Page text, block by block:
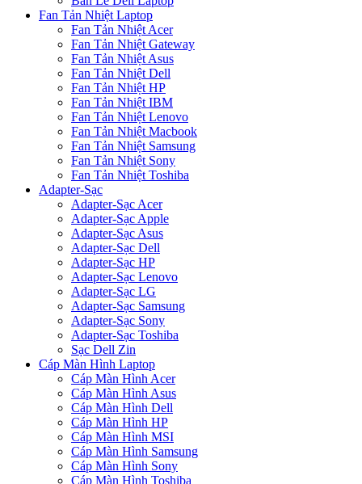
Fan Tản Nhiệt Laptop
Fan Tản Nhiệt Acer
Fan Tản Nhiệt Gateway
Fan Tản Nhiệt Asus
Fan Tản Nhiệt Dell
Fan Tản Nhiệt HP
Fan Tản Nhiệt IBM
Fan Tản Nhiệt Lenovo
Fan Tản Nhiệt Macbook
Fan Tản Nhiệt Samsung
Fan Tản Nhiệt Sony
Fan Tản Nhiệt Toshiba
Adapter-Sạc
Adapter-Sạc Acer
Adapter-Sạc Apple
Adapter-Sạc Asus
Adapter-Sạc Dell
Adapter-Sạc HP
Adapter-Sạc Lenovo
Adapter-Sạc LG
Adapter-Sạc Samsung
Adapter-Sạc Sony
Adapter-Sạc Toshiba
Sạc Dell Zin
Cáp Màn Hình Laptop
Cáp Màn Hình Acer
Cáp Màn Hình Asus
Cáp Màn Hình Dell
Cáp Màn Hình HP
Cáp Màn Hình MSI
Cáp Màn Hình Samsung
Cáp Màn Hình Sony
Cáp Màn Hình Toshiba